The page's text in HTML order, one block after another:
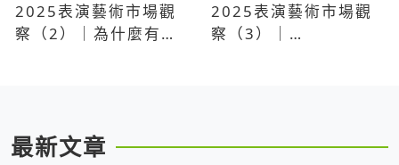
2025表演藝術市場觀
察（2）｜為什麼有些
2025表演藝術市場觀
察（3）｜
最新文章